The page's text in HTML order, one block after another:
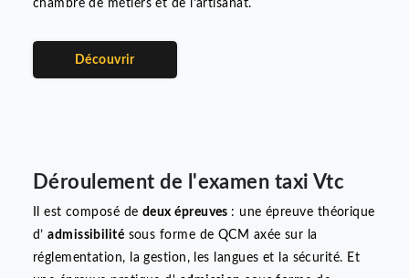
S'inscrire à l'examen Taxi VTC et
Taxi-moto
Pour passer l’ examen du certificat de capacité